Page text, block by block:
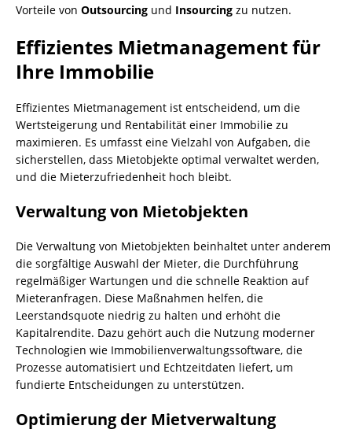
Vorteile von Outsourcing und Insourcing zu nutzen.
Effizientes Mietmanagement für
Ihre Immobilie
Effizientes Mietmanagement ist entscheidend, um die
Wertsteigerung und Rentabilität einer Immobilie zu
maximieren. Es umfasst eine Vielzahl von Aufgaben, die
sicherstellen, dass Mietobjekte optimal verwaltet werden,
und die Mieterzufriedenheit hoch bleibt.
Verwaltung von Mietobjekten
Die Verwaltung von Mietobjekten beinhaltet unter anderem
die sorgfältige Auswahl der Mieter, die Durchführung
regelmäßiger Wartungen und die schnelle Reaktion auf
Mieteranfragen. Diese Maßnahmen helfen, die
Leerstandsquote niedrig zu halten und erhöht die
Kapitalrendite. Dazu gehört auch die Nutzung moderner
Technologien wie Immobilienverwaltungssoftware, die
Prozesse automatisiert und Echtzeitdaten liefert, um
fundierte Entscheidungen zu unterstützen.
Optimierung der Mietverwaltung